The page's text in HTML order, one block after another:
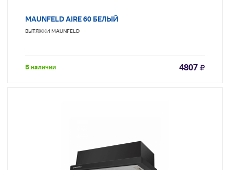
MAUNFELD AIRE 60 БЕЛЫЙ
ВЫТЯЖКИ MAUNFELD
В наличии 4807